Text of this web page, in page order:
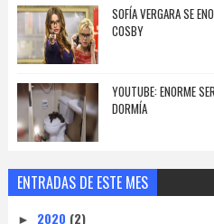
SOFÍA VERGARA SE
COSBY
YOUTUBE: ENORME
DORMÍA
ENTRADAS DE ESTE MES
► 2020 (2)